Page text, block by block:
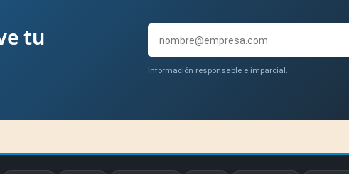
tu
Información responsable e imparcial.